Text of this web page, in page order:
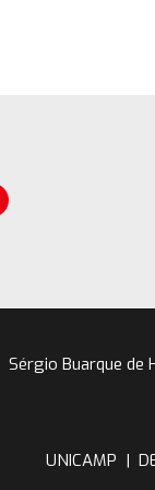
Sérgio Buarque de
UNICAMP |